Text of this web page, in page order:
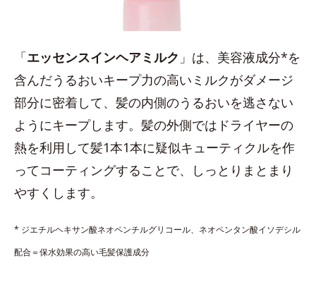
「エッセンスインヘアミルク 」は、美容液成分*を
含んだうるおいキープ力の高いミルクがダメージ
部分に密着して、髪の内側のうるおいを逃さない
ようにキープします。髪の外側ではドライヤーの
熱を利用して髪1本1本に疑似キューティクルを作
ってコーティングすることで、しっとりまとまり
やすくします。
* ジエチルヘキサン酸ネオペンチルグリコール、ネオペンタン酸イソデシル
配合＝保水効果の高い毛髪保護成分